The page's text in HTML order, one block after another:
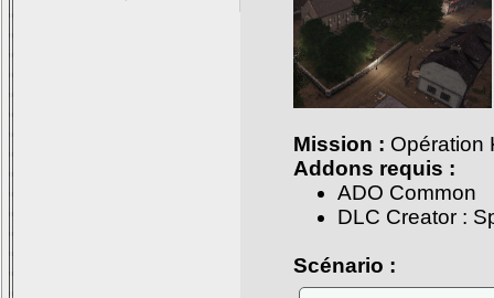
Mission : Opération
Addons requis :
ADO Common
DLC Creator :
Scénario :